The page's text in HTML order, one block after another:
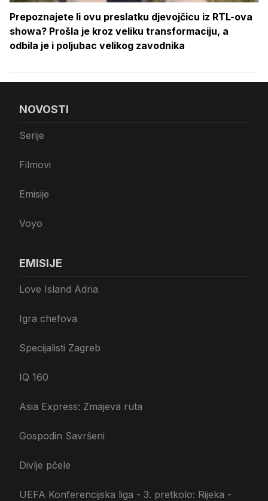
Prepoznajete li ovu preslatku djevojčicu iz RTL-ova
showa? Prošla je kroz veliku transformaciju, a
odbila je i poljubac velikog zavodnika
NOVOSTI
Serije
Filmovi
Emisije
Voyo
EMISIJE
Love Island Adria
Igra chefova
Specijalisti Zagreb
IQ 160
Asia Express: Zmajeva ruta
Gospodin Savršeni
Divlje pčele
UEFA Konferencijska liga - 3. pretkolo: Rijeka -